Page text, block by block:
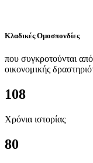
Κλαδικές Ομοσπονδίες
που συγκροτούνται
οικονομικής
108
Χρόνια ιστορίας
80